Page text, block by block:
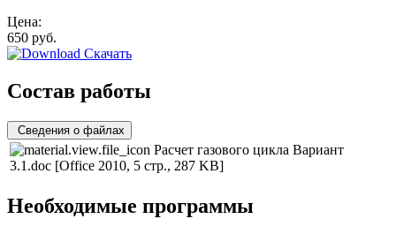
Цена:
650 руб.
Скачать
Состав работы
Сведения о файлах
Расчет газового цикла Вариант
3.1.doc [Office 2010, 5 стр., 287 KB]
Необходимые программы